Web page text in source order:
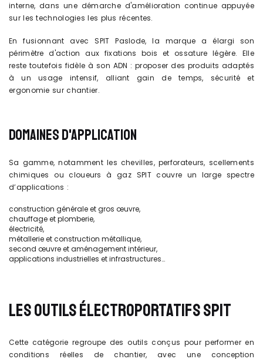
interne, dans une démarche d'amélioration continue appuyée
sur les technologies les plus récentes.
En fusionnant avec SPIT Paslode, la marque a élargi son
périmètre d'action aux fixations bois et ossature légère. Elle
reste toutefois fidèle à son ADN : proposer des produits adaptés
à un usage intensif, alliant gain de temps, sécurité et
ergonomie sur chantier.
DOMAINES D'APPLICATION
Sa gamme, notamment les chevilles, perforateurs, scellements
chimiques ou cloueurs à gaz SPIT couvre un large spectre
d’applications :
construction générale et gros œuvre,
chauffage et plomberie,
électricité,
métallerie et construction métallique,
second œuvre et aménagement intérieur,
applications industrielles et infrastructures…
LES OUTILS ÉLECTROPORTATIFS SPIT
Cette catégorie regroupe des outils conçus pour performer en
conditions réelles de chantier, avec une conception